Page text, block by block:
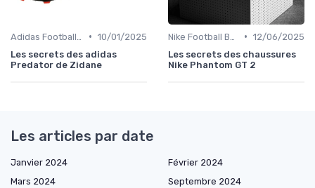
• 10/01/2025
Les secrets des adidas
Predator de Zidane
• 12/06/2025
Les secrets des chaussures
Nike Phantom GT 2
Les articles par date
Janvier 2024
Février 2024
Mars 2024
Septembre 2024